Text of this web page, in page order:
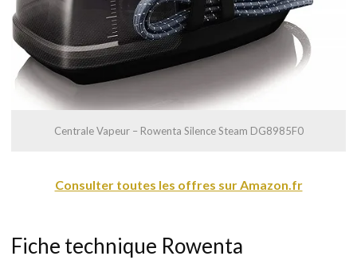
Centrale Vapeur – Rowenta Silence Steam DG8985F0
Consulter toutes les offres sur Amazon.fr
Fiche technique Rowenta